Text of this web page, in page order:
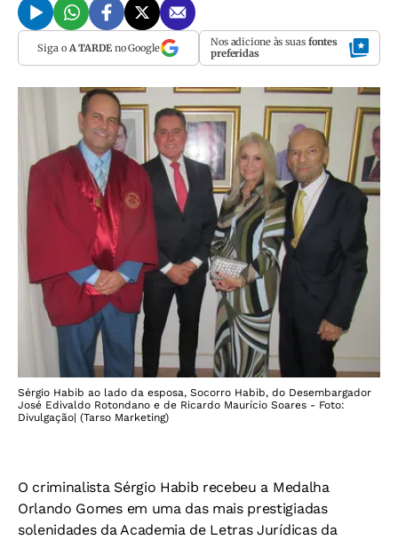
Siga o A TARDEno Google Nos adicione às suas fontes
preferidas
Sérgio Habib ao lado da esposa, Socorro Habib, do Desembargador
José Edivaldo Rotondano e de Ricardo Maurício Soares - Foto:
Divulgação| (Tarso Marketing)
O criminalista Sérgio Habib recebeu a Medalha
Orlando Gomes em uma das mais prestigiadas
solenidades da Academia de Letras Jurídicas da